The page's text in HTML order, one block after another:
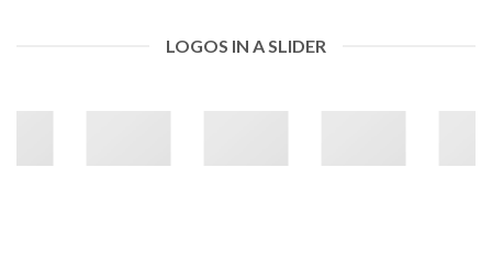
LOGOS IN A SLIDER